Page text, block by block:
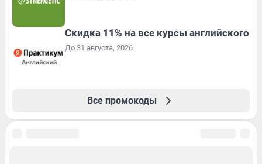
Скидка 11% на все курсы английского
До 31 августа, 2026
Все промокоды